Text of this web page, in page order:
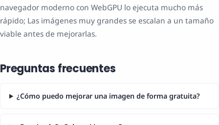
navegador moderno con WebGPU lo ejecuta mucho más
rápido; Las imágenes muy grandes se escalan a un tamaño
viable antes de mejorarlas.
Preguntas frecuentes
¿Cómo puedo mejorar una imagen de forma gratuita?